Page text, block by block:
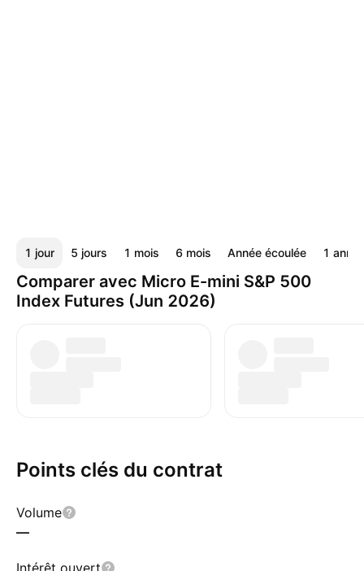
1 jour 5 jours 1 mois 6 mois Année écoulée 1
Comparer avec Micro E-mini S&P 500
Index Futures (Jun 2026)
Points clés du contrat
Volume
—
Intérêt ouvert